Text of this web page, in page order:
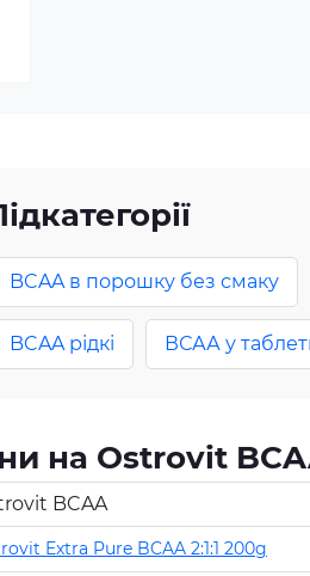
BCAA в порошку без смаку
BCAA рідкі ВСАА у
на Ostrovit
BCAA
Extra Pure BCAA 2:1:1 200g